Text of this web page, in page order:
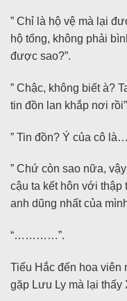
” Chỉ là hộ vệ mà lại
hộ tống, không phải
được sao?”.
” Chậc, không biết à?
tin đồn lan khắp nơi
” Tin đồn? Ý của cô
” Chứ còn sao nữa,
cậu ta kết hôn với thập
anh dũng nhất của
“…………”.
Tiểu Hắc đến hoa viên
gặp Lưu Ly mà lại